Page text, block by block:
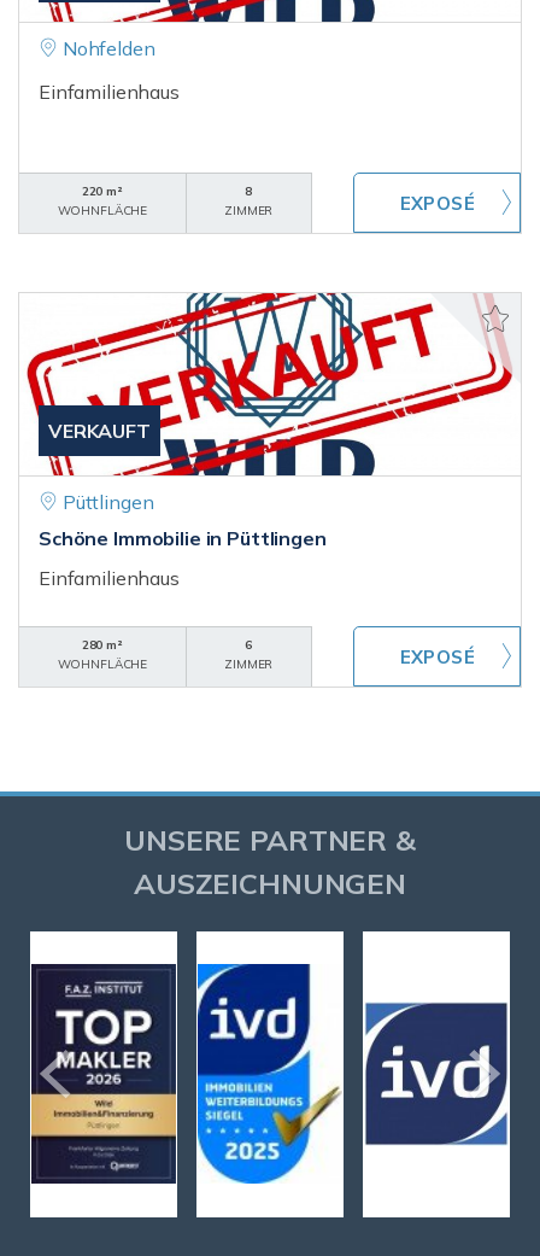
Nohfelden
Einfamilienhaus
220 m²
WOHNFLÄCHE
8
ZIMMER
VERKAUFT
Püttlingen
Schöne Immobilie in Püttlingen
Einfamilienhaus
280 m²
WOHNFLÄCHE
6
ZIMMER
UNSERE PARTNER &
AUSZEICHNUNGEN